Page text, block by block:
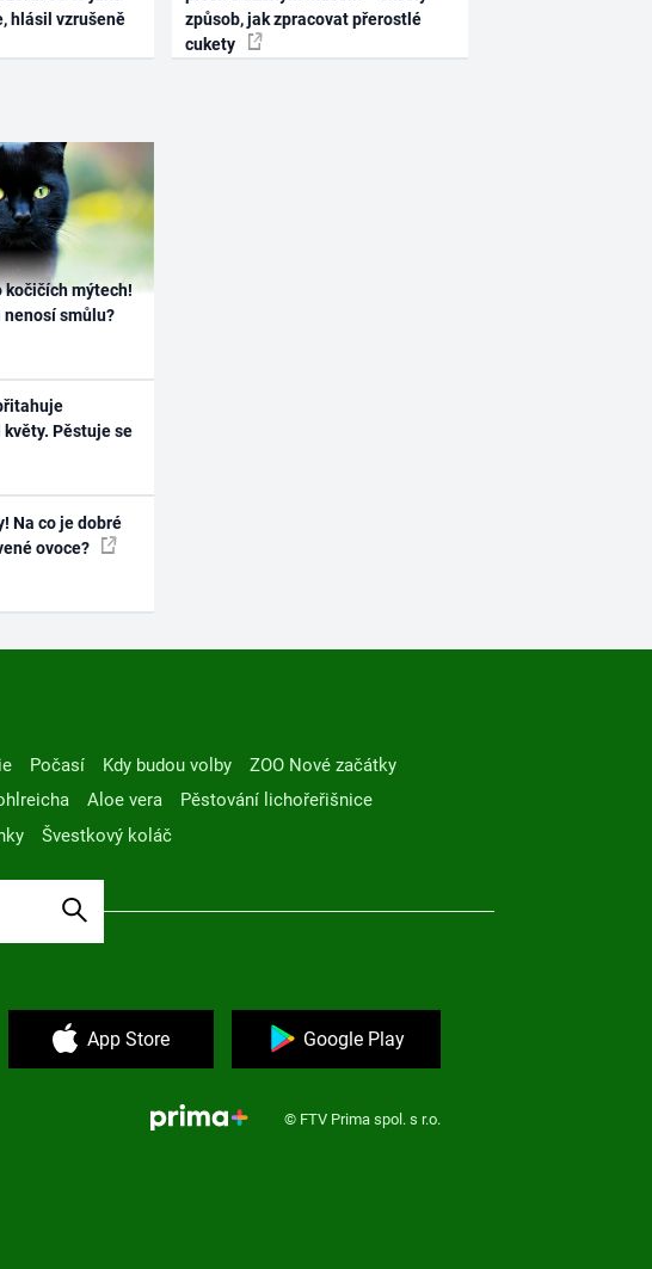
hlásil vzrušeně
způsob, jak zpracovat přerostlé
cukety
kočičích mýtech!
nenosí smůlu?
Pěstuje se
Na co je dobré
ovoce?
Počasí Kdy budou volby
ZOO Nové začátky
Aloe vera
Pěstování lichořeřišnice
Švestkový koláč
App Store Google Play
© FTV Prima spol. s r.o.